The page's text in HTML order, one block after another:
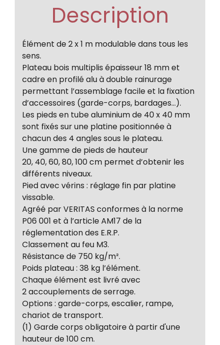
Description
Élément de 2 x 1 m modulable dans tous les
sens.
Plateau bois multiplis épaisseur 18 mm et
cadre en profilé alu à double rainurage
permettant l’assemblage facile et la fixation
d’accessoires (garde-corps, bardages...).
Les pieds en tube aluminium de 40 x 40 mm
sont fixés sur une platine positionnée à
chacun des 4 angles sous le plateau.
Une gamme de pieds de hauteur
20, 40, 60, 80, 100 cm permet d’obtenir les
différents niveaux.
Pied avec vérins : réglage fin par platine
vissable.
Agréé par VERITAS conformes à la norme
P06 001 et à l’article AM17 de la
réglementation des E.R.P.
Classement au feu M3.
Résistance de 750 kg/m².
Poids plateau : 38 kg l’élément.
Chaque élément est livré avec
2 accouplements de serrage.
Options : garde-corps, escalier, rampe,
chariot de transport.
(1) Garde corps obligatoire à partir d'une
hauteur de 100 cm.